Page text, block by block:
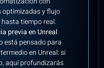
optimizadas y flujo
tiempo real.
previa en Unreal
está pensado para
en Unreal: si
aquí profundizarás